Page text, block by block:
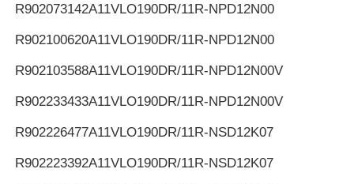
R902073142A11VLO190DR/11R-NPD12N00
R902100620A11VLO190DR/11R-NPD12N00
R902103588A11VLO190DR/11R-NPD12N00V
R902233433A11VLO190DR/11R-NPD12N00V
R902226477A11VLO190DR/11R-NSD12K07
R902223392A11VLO190DR/11R-NSD12K07